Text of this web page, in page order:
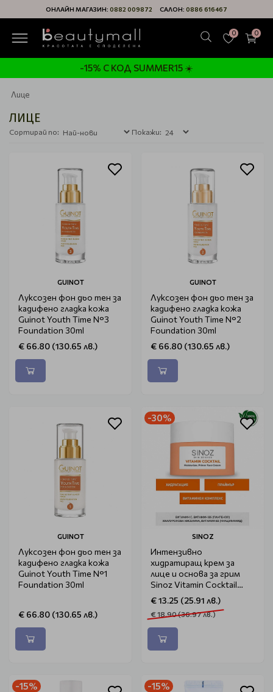
ОНЛАЙН МАГАЗИН: 0882 009872 САЛОН: 0886 616467
0 0
-15% С КОД SUMMER15 ☀️
Лице
ЛИЦЕ
Сортирай по: Покажи:
GUINOT
Луксозен фон дьо тен за
кадифено гладка кожа
Guinot Youth Time N°3
Foundation 30ml
€ 66.80 (130.65 лв.)
GUINOT
Луксозен фон дьо тен за
кадифено гладка кожа
Guinot Youth Time N°2
Foundation 30ml
€ 66.80 (130.65 лв.)
GUINOT
Луксозен фон дьо тен за
кадифено гладка кожа
Guinot Youth Time N°1
Foundation 30ml
€ 66.80 (130.65 лв.)
-30%
SINOZ
Интензивно
хидратиращ крем за
лице и основа за грим
Sinoz Vitamin Cocktail
Infused Cream Primer 50ml
€ 13.25 (25.91 лв.)
€ 18.90 (36.97 лв.)
-15% -15%